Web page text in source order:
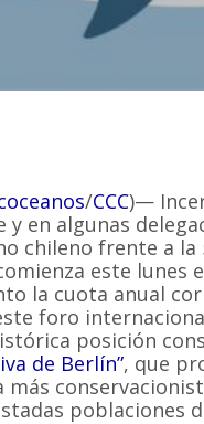
/CCC)—
en algunas
chileno frente a la
este lunes
la cuota anual
foro
posición
de Berlín”, que
poblaciones